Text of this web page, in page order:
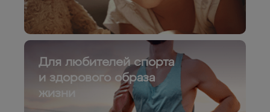
Для любителей спорта
и здорового образа
жизни